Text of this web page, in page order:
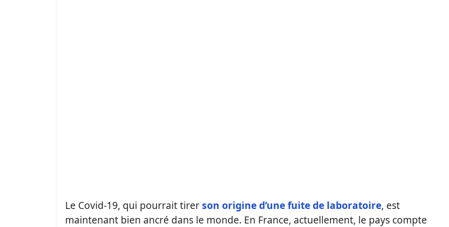
Le Covid-19, qui pourrait tirerson origine d’une fuite de laboratoire, est
maintenant bien ancré dans le monde. En France, actuellement, le pays compte